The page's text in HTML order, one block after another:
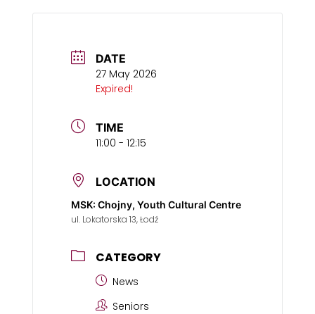
DATE
27 May 2026
Expired!
TIME
11:00 - 12:15
LOCATION
MSK: Chojny, Youth Cultural Centre
ul. Lokatorska 13, Łodź
CATEGORY
News
Seniors